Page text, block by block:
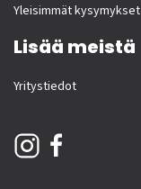
Yleisimmät kysymykset
Lisää meistä
Yritystiedot